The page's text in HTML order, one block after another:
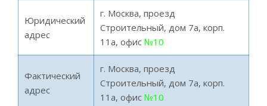
Юридический
адрес
г. Москва, проезд
Строительный, дом 7а, корп.
11а, офис №10
Фактический
адрес
г. Москва, проезд
Строительный, дом 7а, корп.
11а, офис №10